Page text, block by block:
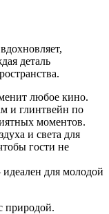
деталь
любое кино.
и глинтвейн по
моментов.
и света для
гости не
идеален для молодой
природой.